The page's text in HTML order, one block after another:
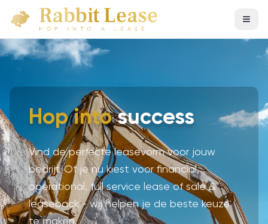
Hop into success
Vind de perfecte leasevorm voor jouw
bedrijf. Of je nu kiest voor financial,
operational, full service lease of sale &
leaseback - wij helpen je de beste keuze
te maken.